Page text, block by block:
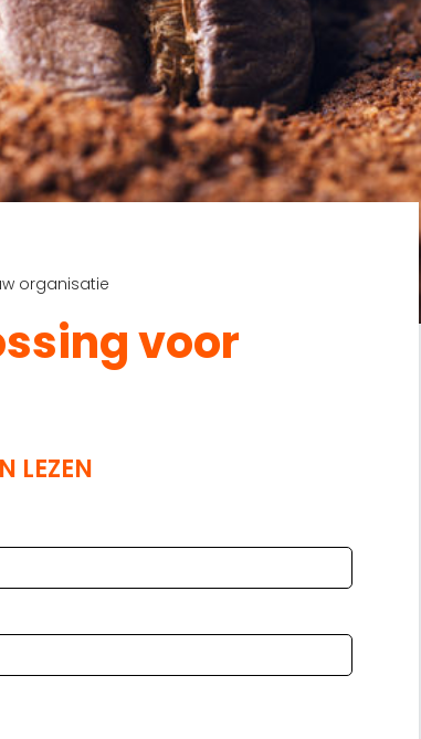
organisatie
voor
LEZEN